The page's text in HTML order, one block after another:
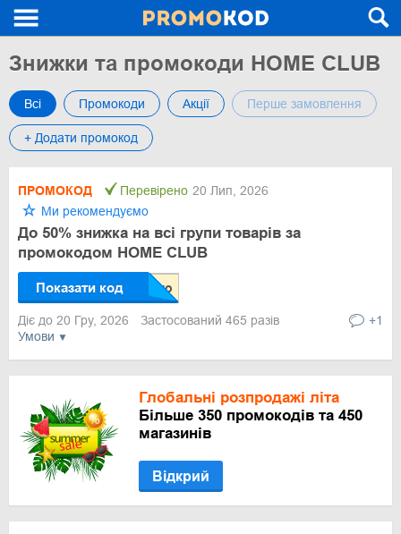
Знижки та промокоди HOME CLUB
Всі Промокоди Акції Перше замовлення
+ Додати промокод
Умови
ПРОМОКОД Перевірено 20 Лип, 2026
Ми рекомендуємо
До 50% знижка на всі групи товарів за
промокодом HOME CLUB
Показати код
Діє до 20 Гру, 2026 Застосований 465 разів +1
Глобальні розпродажі літа
Більше 350 промокодів та 450
магазинів
Відкрий